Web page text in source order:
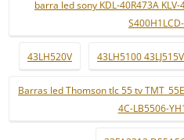
barra led sony KDL-40R473A
43LH520V 43LH5100 43LJ515V
Barras led Thomson tlc 55 tv
4C-LB5506-